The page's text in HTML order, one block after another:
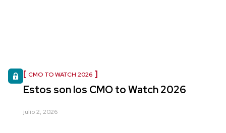
CMO TO WATCH 2026
Estos son los CMO to Watch 2026
julio 2, 2026